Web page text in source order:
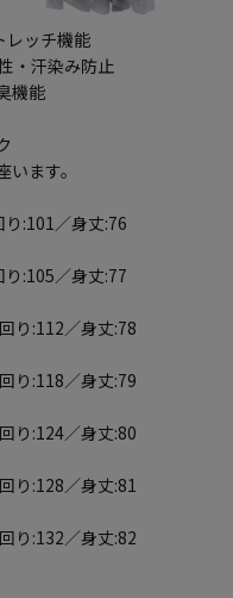
レッチ機能
・汗染み防止
機能
ます。
:101／身丈:76
:105／身丈:77
り:112／身丈:78
り:118／身丈:79
り:124／身丈:80
り:128／身丈:81
り:132／身丈:82